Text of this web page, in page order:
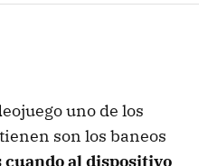
uno de los
son los baneos
cuando al dispositivo